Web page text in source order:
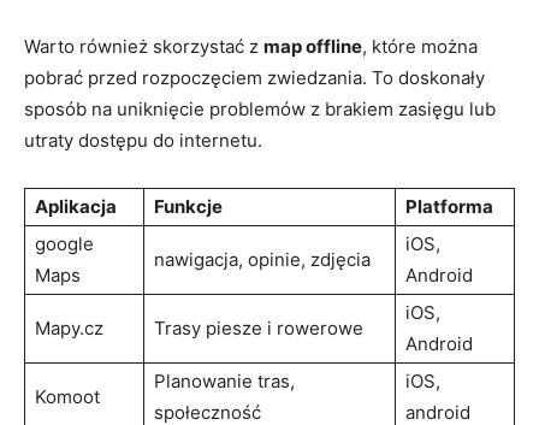
Warto również skorzystać z map offline, które można
pobrać przed rozpoczęciem zwiedzania. To doskonały
sposób na uniknięcie problemów z brakiem zasięgu lub
utraty dostępu do internetu.
Aplikacja Funkcje
Platforma
google
Maps
nawigacja, opinie, zdjęcia
iOS,
Android
Mapy.cz Trasy piesze i rowerowe
iOS,
Android
Komoot
Planowanie tras,
społeczność
iOS,
android